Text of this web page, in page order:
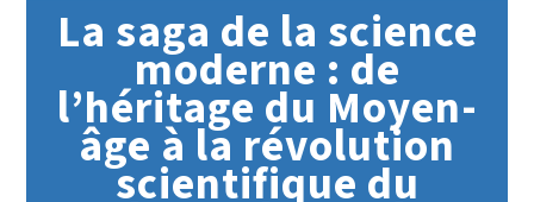
La saga de la science
moderne : de
l’héritage du Moyen-
âge à la révolution
scientifique du